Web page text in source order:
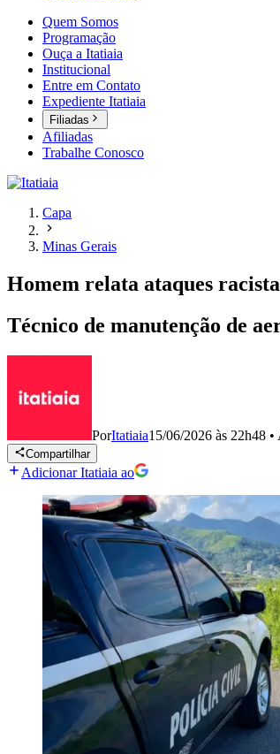
Quem Somos
Programação
Ouça a Itatiaia
Institucional
Entre em Contato
Expediente Itatiaia
Filiadas
Afiliadas
Trabalhe Conosco
Capa
Minas Gerais
Homem relata ataques
Técnico de manutenção de
PorItatiaia15/06/2026 às 22h48 •
Compartilhar
Adicionar Itatiaia ao